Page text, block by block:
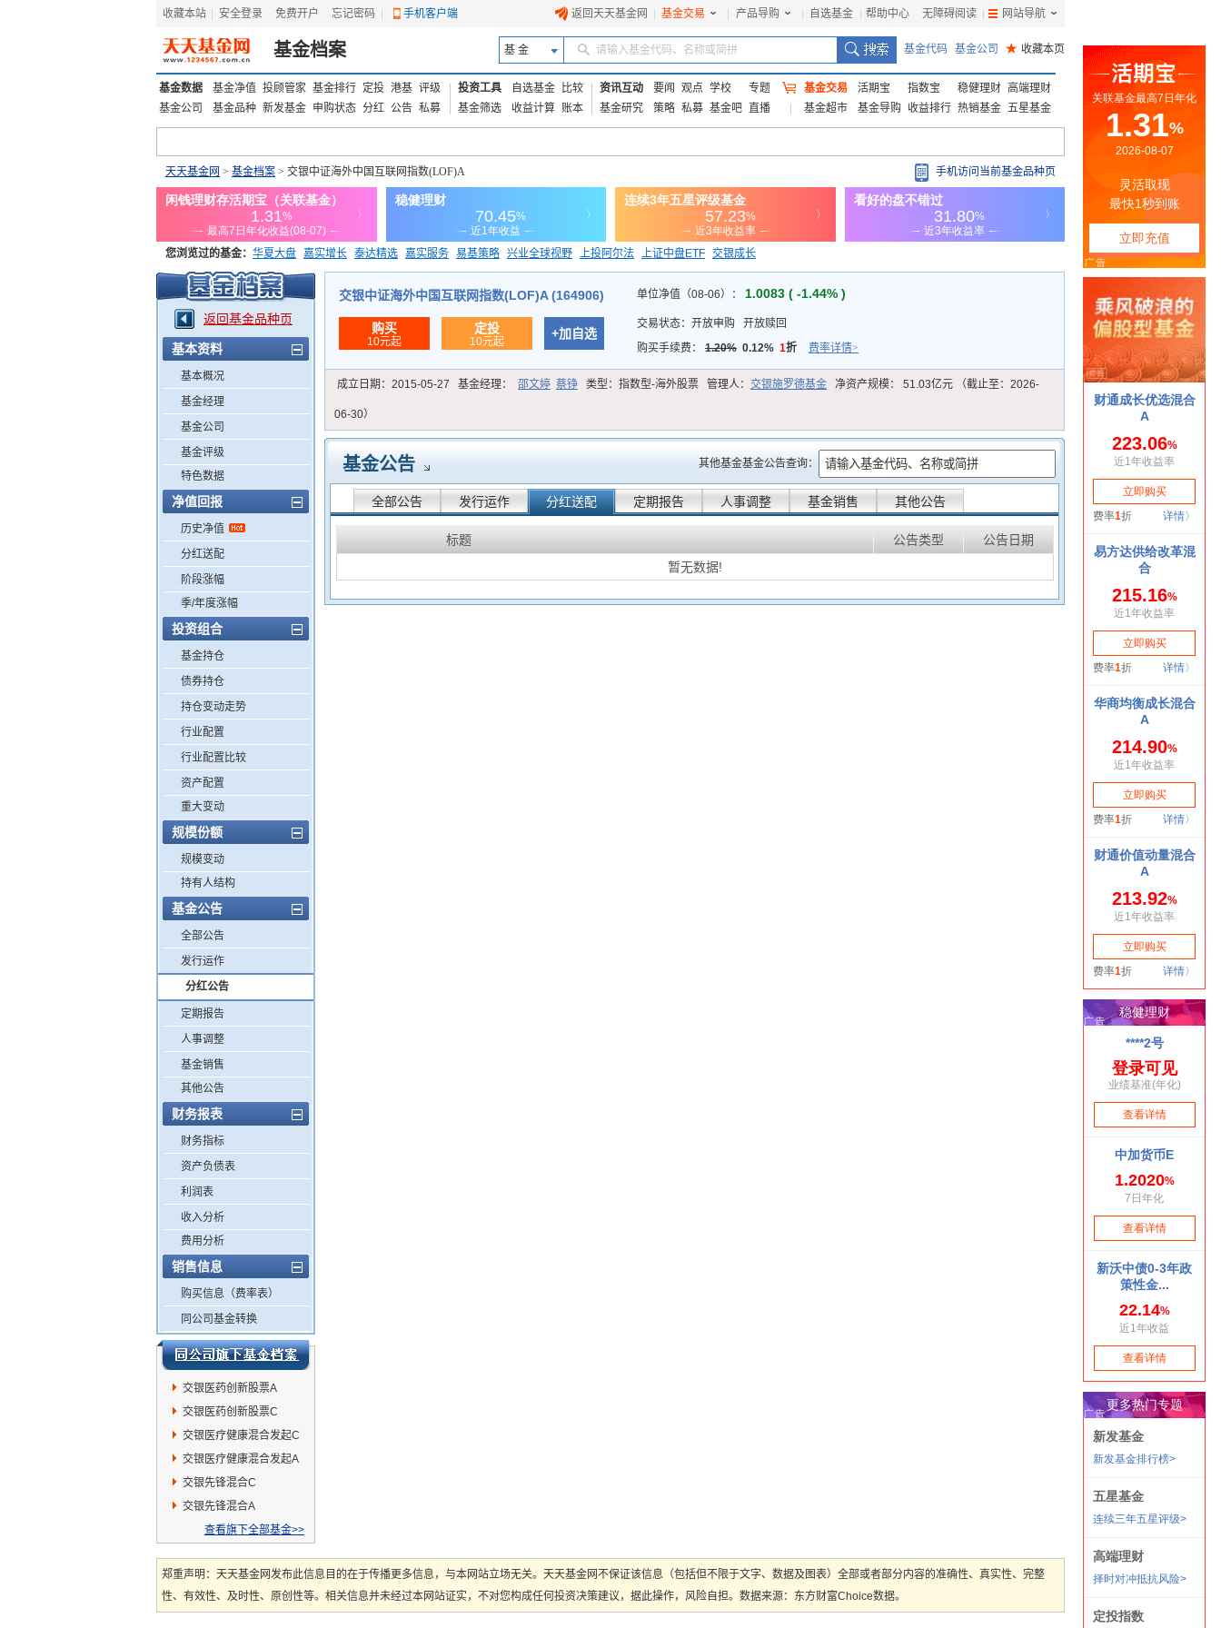
收藏本站 安全登录 免费开户 忘记密码 手机客户端 返回天天基金网 基金交易 产品导购 自选基金 帮助中心 无障碍阅读 网站导航
基金档案 基 金 请输入基金代码、名称或简拼 基金代码 基金公司 ★ 收藏本页
基金数据 基金净值 投顾管家 基金排行 定投 港基 评级
基金公司
基金品种 新发基金 申购状态 分红 公告 私募
投资工具 自选基金
比较
基金筛选
收益计算 账本
资讯互动 要闻 观点 学校
专题
基金研究
策略 私募 基金吧 直播
基金交易 活期宝 指数宝 稳健理财 高端理财
基金超市
基金导购 收益排行 热销基金 五星基金
天天基金网 > 基金档案 > 交银中证海外中国互联网指数(LOF)A 手机访问当前基金品种页
您浏览过的基金： 华夏大盘 嘉实增长 泰达精选 嘉实服务 易基策略 兴业全球视野 上投阿尔法 上证中盘ETF 交银成长
添富优势 华安宏利 上证180价值ETF
返回基金品种页
基本资料
基本概况
基金经理
基金公司
基金评级
特色数据
净值回报
历史净值
分红送配
阶段涨幅
季/年度涨幅
投资组合
基金持仓
债券持仓
持仓变动走势
行业配置
行业配置比较
资产配置
重大变动
规模份额
规模变动
持有人结构
基金公告
全部公告
发行运作
分红公告
定期报告
人事调整
基金销售
其他公告
财务报表
财务指标
资产负债表
利润表
收入分析
费用分析
销售信息
购买信息（费率表）
同公司基金转换
交银医药创新股票A
交银医药创新股票C
交银医疗健康混合发起C
交银医疗健康混合发起A
交银先锋混合C
交银先锋混合A
查看旗下全部基金>>
交银中证海外中国互联网指数(LOF)A (164906)
购买
10元起
定投
10元起
+加自选
单位净值（08-06）： 1.0083 ( -1.44% )
交易状态： 开放申购
开放赎回
购买手续费： 1.20% 0.12% 1折 费率详情>
成立日期： 2015-05-27 基金经理： 邵文婷 蔡铮 类型： 指数型-海外股票 管理人： 交银施罗德基金 净资产规模： 51.03亿元 （截止至：2026-
06-30）
基金公告 其他基金基金公告查询：
全部公告 发行运作 分红送配 定期报告 人事调整 基金销售 其他公告
标题 公告类型
公告日期
暂无数据!
郑重声明：天天基金网发布此信息目的在于传播更多信息，与本网站立场无关。天天基金网不保证该信息（包括但不限于文字、数据及图表）全部或者部分内容的准确性、真实性、完整
性、有效性、及时性、原创性等。相关信息并未经过本网站证实，不对您构成任何投资决策建议，据此操作，风险自担。数据来源：东方财富Choice数据。